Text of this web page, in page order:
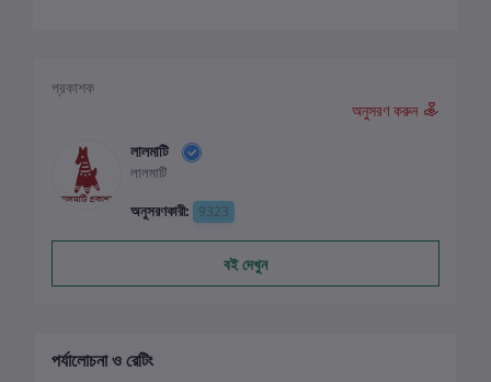
প্রকাশক
অনুসরণ করুন
লালমাটি
লালমাটি
অনুসরণকারী: 9323
বই দেখুন
পর্যালোচনা ও রেটিং